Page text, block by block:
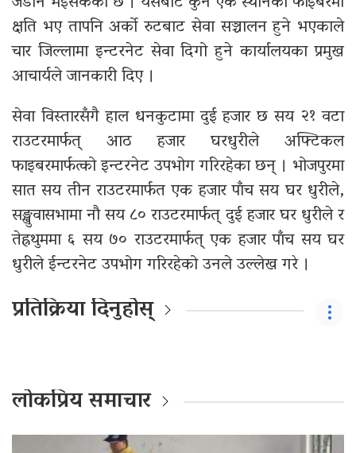
क्षति भए तापनि अर्को रुटबाट सेवा सञ्चालन हुने भएकाले
चार जिल्लामा इन्टरनेट सेवा दिगो हुने कार्यालयका प्रमुख
आचार्यले जानकारी दिए ।
सेवा विस्तारसँगै हाल धनकुटामा दुई हजार छ सय २१ वटा
राउटरमार्फत् आठ हजार घरधुरीले अफ्टिकल
फाइबरमार्फत्को इन्टरनेट उपभोग गरिरहेका छन् । भोजपुरमा
सात सय तीन राउटरमार्फत एक हजार पाँच सय घर धुरीले,
सङ्खुवासभामा नौ सय ८० राउटरमार्फत् दुई हजार घर धुरीले र
तेह्रथुममा ६ सय ७० राउटरमार्फत् एक हजार पाँच सय घर
धुरीले ईन्टरनेट उपभोग गरिरहेको उनले उल्लेख गरे ।
प्रतिक्रिया दिनुहोस्
लोकप्रिय समाचार